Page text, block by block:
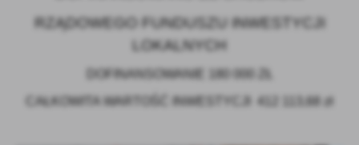
RZĄDOWEGO FUNDUSZU INWESTYCJI
LOKALNYCH
DOFINANSOWANIE 180 000 ZŁ
CAŁKOWITA WARTOŚĆ INWESTYCJI
412 113,68 zł